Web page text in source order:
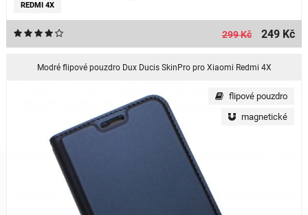
REDMI 4X
299 Kč 249 Kč
Modré flipové pouzdro Dux Ducis SkinPro pro Xiaomi Redmi 4X
flipové pouzdro
magnetické